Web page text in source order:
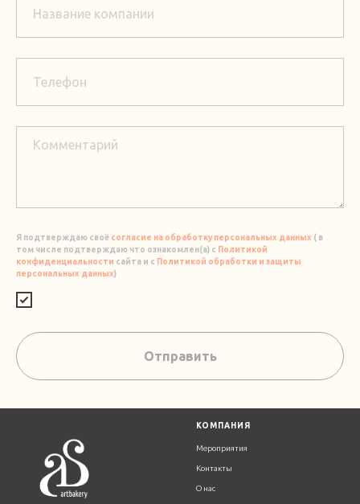
Я подтверждаю своё согласие на обработку персональных данных ( в
том числе подтверждаю что ознакомлен(а) с Политикой
конфиденциальности сайта и с Политикой обработки и защиты
персональных данных)
Отправить
КОМПАНИЯ
Мероприятия
Контакты
О нас